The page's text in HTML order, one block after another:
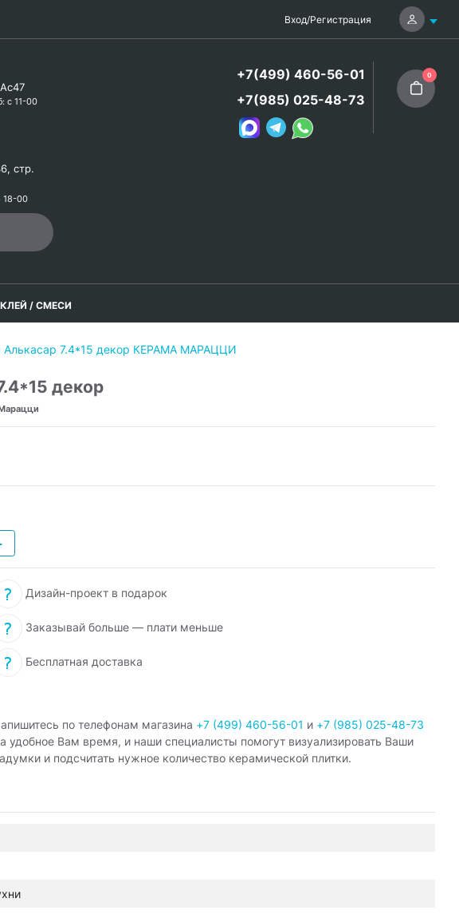
Вход/Регистрация
с 11-00
стр.
18-00
+7(499) 460-56-01
+7(985) 025-48-73
0
КЛЕЙ / СМЕСИ
Алькасар 7.4*15 декор КЕРАМА МАРАЦЦИ
декор
Дизайн-проект в подарок
Заказывай больше — плати меньше
Бесплатная доставка
по телефонам магазина +7 (499) 460-56-01 и +7 (985) 025-48-73
удобное Вам время, и наши специалисты помогут визуализировать Ваши
и подсчитать нужное количество керамической плитки.